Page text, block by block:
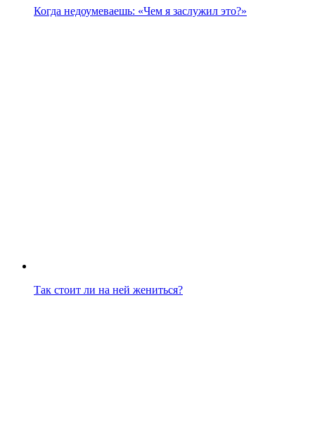
Когда недоумеваешь: «Чем я заслужил это?»
Так стоит ли на ней жениться?